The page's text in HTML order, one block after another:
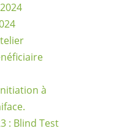
à
: Blind Test